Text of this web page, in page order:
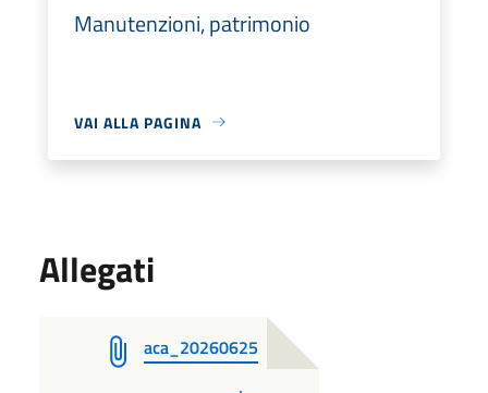
Manutenzioni, patrimonio
VAI ALLA PAGINA
Allegati
aca_20260625